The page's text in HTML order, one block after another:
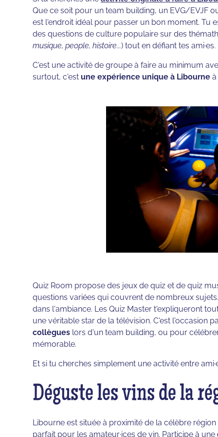
Que ce soit pour un team building, un EVG/EVJF
est l'endroit idéal pour passer un bon moment. Tu
des questions de culture populaire sur des
musique, people, histoire...) tout en défiant tes ami·es.
C'est une activité de groupe à faire au minimum
surtout, c'estune expérience unique à Libourne
Quiz Room propose des jeux de quiz et de quiz
questions variées qui couvrent de nombreux
dans l'ambiance. Les Quiz Master t'expliqueront
une véritable star de la télévision. C'est l'occasion
collègues lors d'un team building, ou pour
mémorable.
Et si tu cherches simplement une activité entre
Déguste les vins de la
Libourne est située à proximité de la célèbre
parfait pour les amateur·ices de vin. Participe à une